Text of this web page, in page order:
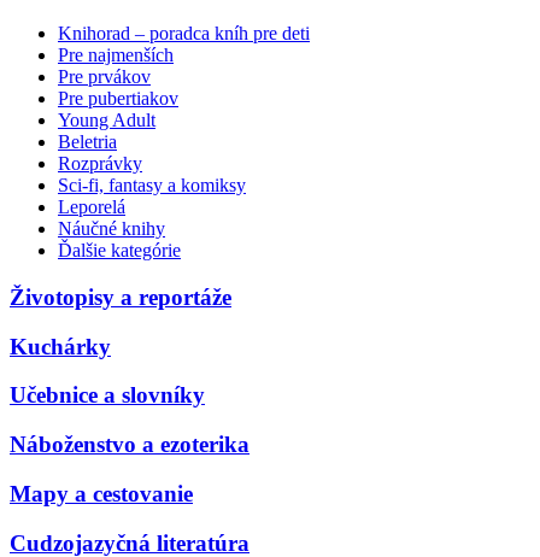
Knihorad – poradca kníh pre deti
Pre najmenších
Pre prvákov
Pre pubertiakov
Young Adult
Beletria
Rozprávky
Sci-fi, fantasy a komiksy
Leporelá
Náučné knihy
Ďalšie kategórie
Životopisy a reportáže
Kuchárky
Učebnice a slovníky
Náboženstvo a ezoterika
Mapy a cestovanie
Cudzojazyčná literatúra